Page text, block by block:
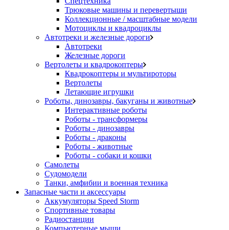
Трюковые машины и перевертыши
Коллекционные / масштабные модели
Мотоциклы и квадроциклы
Автотреки и железные дороги
Автотреки
Железные дороги
Вертолеты и квадрокоптеры
Квадрокоптеры и мультироторы
Вертолеты
Летающие игрушки
Роботы, динозавры, бакуганы и животные
Интерактивные роботы
Роботы - трансформеры
Роботы - динозавры
Роботы - драконы
Роботы - животные
Роботы - собаки и кошки
Самолеты
Судомодели
Танки, амфибии и военная техника
Запасные части и аксессуары
Аккумуляторы Speed Storm
Спортивные товары
Радиостанции
Компьютерные мыши